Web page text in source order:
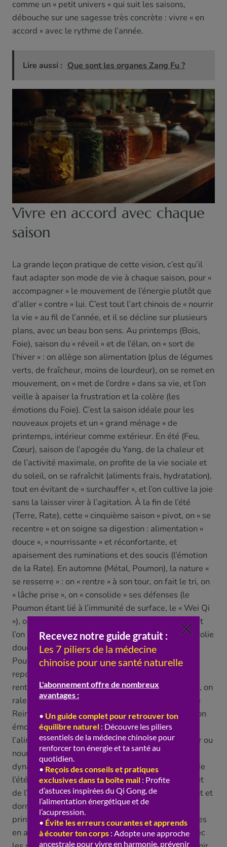
comme un « petit univers » qui suit les saisons,
débouche sur une sagesse très concrète : vivre « en
accord » avec le rythme de l’année.
Lire aussi : Que sont les organes Zang Fu ?
Vivre en accord avec chaque
saison
La grande leçon pratique de cette vision, c’est qu’il
faut adapter son mode de vie à chaque saison, pour «
accompagner » le mouvement de l’énergie plutôt que
d’aller « contre » lui. C’est tout l’art chinois de « nourrir
la vie » au fil de l’année, et il se décline sur plusieurs
plans, avec un beau bon sens. Au printemps (Bois,
Foie), saison du « réveil » et de l’élan, on « sort de
l’hiver » : on allège son alimentation (plus de légumes
verts, de fraîcheur, moins de lourdeur), on se remet en
mouvement, on « met de l’ordre » dans sa vie, et l’on
veille à apaiser la frustration et la colère (les
émotions du Foie). C’est la saison idéale pour les
nouveaux projets et un « grand ménage » de
printemps, intérieur comme extérieur. En été (Feu,
Cœur), saison de l’apogée du Yang, de la chaleur et
de l’activité maximale, on profite de la vie sociale et
du soleil, on se rafraîchit (aliments frais, hydratation),
tout en évitant de « surchauffer », et l’on cultive la joie
sans la laisser virer à l’agitation. À la fin de l’été
(Terre, Rate), cette « cinquième saison » pivot, on « se
recentre » et on soigne sa digestion : alimentation «
douce », « nourrissante » et réconfortante, et
apaisement des ruminations et des soucis (l’émotion
de la Rate). En automne (Métal, Poumon), la nature «
se resserre » : on « rentre » à son tour, on fait le tri, on
« lâche prise », on « consolide » ses défenses (le
Poumon étant lié à l’immunité de surface, le « Wei Qi
»), on s’hydrate face à la sécheresse de la saison et
l’on se protège du vent ; et l’on accueille la mélancolie
douce de l’automne (la tristesse, émotion du
Poumon). En hiver (Eau, Rein), enfin, c’est le grand
repos : comme la nature « dort » sous la terre, on «
rentre en soi », on dort davantage, on se réchauffe, on
ralentit, et l’on « préserve » son énergie de fond (le
Rein, la « racine » de la vie), en apaisant la peur (son
émotion). Ces adaptations touchent donc à
l’alimentation (s’alléger ou se réchauffer, rafraîchir ou
nourrir, selon la saison), à l’activité physique (plus
dynamique aux saisons « Yang » du printemps et de
l’été, plus douce aux saisons « Yin » de l’automne et
de l’hiver), au sommeil et au rythme (se coucher tôt et
dormir plus l’hiver, se lever tôt et bouger au
printemps), et même aux émotions. Quels bénéfices
en attendre ? Selon la MTC, vivre « en accord » avec